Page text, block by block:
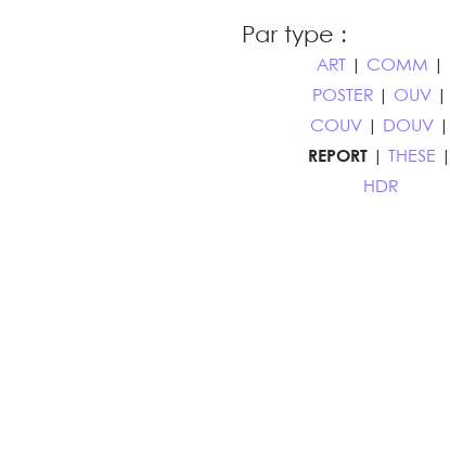
Par type :
ART COMM
POSTER
OUV
COUV
DOUV
REPORT
THESE
HDR